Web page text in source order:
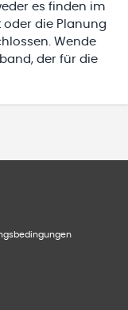
es finden im
oder die Planung
Wende
der für die